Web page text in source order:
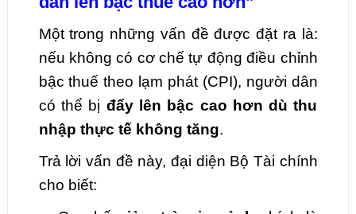
Một trong những vấn đề được đặt ra là:
nếu không có cơ chế tự động điều chỉnh
bậc thuế theo lạm phát (CPI), người dân
có thể bị đẩy lên bậc cao hơn dù thu
nhập thực tế không tăng.
Trả lời vấn đề này, đại diện Bộ Tài chính
cho biết: